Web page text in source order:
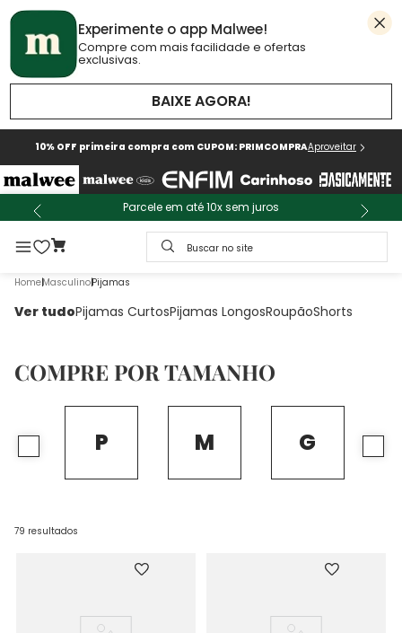
Experimente o app Malwee!
Compre com mais facilidade e ofertas
exclusivas.
BAIXE AGORA!
10% OFF primeira compra com CUPOM: PRIMCOMPRAAproveitar
Parcele em até 10x sem juros
Buscar no site
MasculinoPijamas
Ver tudoPijamas CurtosPijamas LongosRoupãoShorts
COMPRE POR TAMANHO
P M G
79 resultados